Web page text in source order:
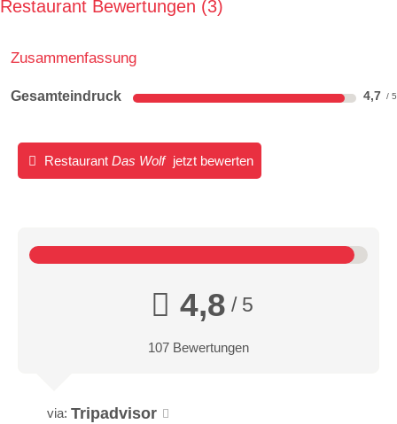
Restaurant Bewertungen 3
Zusammenfassung
Gesamteindruck 4,7
Restaurant Das Wolf jetzt bewerten
4,8 / 5
107 Bewertungen
via: Tripadvisor